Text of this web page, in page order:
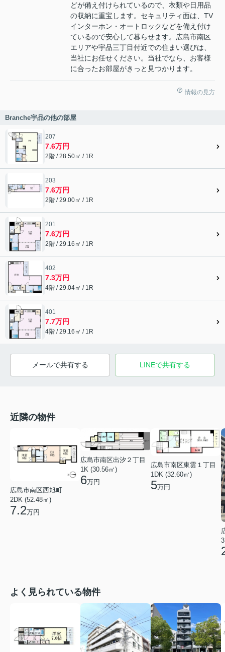
どが備え付けられているので、衣類や日用品
の収納に重宝します。セキュリティ面は、TV
インターホン・オートロックなどを備え付け
ているので安心して暮らせます。広島市南区
エリアや宇品三丁目付近での住まい選びは、
当社にお任せください。当社でなら、お客様
に合ったお部屋がきっと見つかります。
情報の見方
Branche宇品の他の部屋
207
7.6万円
2階 / 28.50㎡ / 1R
203
7.6万円
2階 / 29.00㎡ / 1R
201
7.6万円
2階 / 29.16㎡ / 1R
402
7.3万円
4階 / 29.04㎡ / 1R
401
7.7万円
4階 / 29.16㎡ / 1R
メールで共有する LINEで共有する
近隣の物件
広島市南区西旭町
2DK (52.48㎡)
7.2万円
広島市南区出汐２丁目
1K (30.56㎡)
6万円
広島市南区東雲１丁目
1DK (32.60㎡)
5万円
よく見られている物件